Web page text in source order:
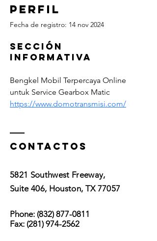
Perfil
Fecha de registro: 14 nov 2024
Sección
informativa
Bengkel Mobil Terpercaya Online
untuk Service Gearbox Matic
https://www.domotransmisi.com/
Contactos
5821 Southwest Freeway,
Suite 406, Houston, TX 77057
Phone: (832) 877-0811
Fax: (281) 974-2562